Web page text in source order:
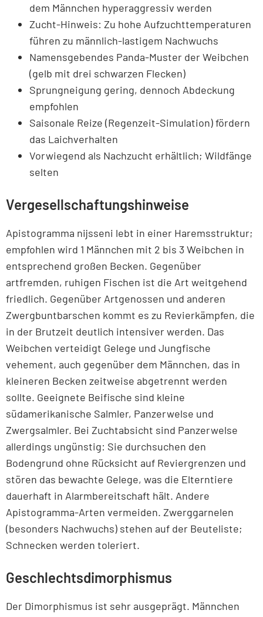
dem Männchen hyperaggressiv werden
Zucht-Hinweis: Zu hohe Aufzuchttemperaturen
führen zu männlich-lastigem Nachwuchs
Namensgebendes Panda-Muster der Weibchen
(gelb mit drei schwarzen Flecken)
Sprungneigung gering, dennoch Abdeckung
empfohlen
Saisonale Reize (Regenzeit-Simulation) fördern
das Laichverhalten
Vorwiegend als Nachzucht erhältlich; Wildfänge
selten
Vergesellschaftungshinweise
Apistogramma nijsseni lebt in einer Haremsstruktur;
empfohlen wird 1 Männchen mit 2 bis 3 Weibchen in
entsprechend großen Becken. Gegenüber
artfremden, ruhigen Fischen ist die Art weitgehend
friedlich. Gegenüber Artgenossen und anderen
Zwergbuntbarschen kommt es zu Revierkämpfen, die
in der Brutzeit deutlich intensiver werden. Das
Weibchen verteidigt Gelege und Jungfische
vehement, auch gegenüber dem Männchen, das in
kleineren Becken zeitweise abgetrennt werden
sollte. Geeignete Beifische sind kleine
südamerikanische Salmler, Panzerwelse und
Zwergsalmler. Bei Zuchtabsicht sind Panzerwelse
allerdings ungünstig: Sie durchsuchen den
Bodengrund ohne Rücksicht auf Reviergrenzen und
stören das bewachte Gelege, was die Elterntiere
dauerhaft in Alarmbereitschaft hält. Andere
Apistogramma-Arten vermeiden. Zwerggarnelen
(besonders Nachwuchs) stehen auf der Beuteliste;
Schnecken werden toleriert.
Geschlechtsdimorphismus
Der Dimorphismus ist sehr ausgeprägt. Männchen